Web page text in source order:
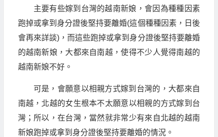
主要有些嫁到台灣的越南新娘，會因為種種因素
跑掉或拿到身分證後堅持要離婚(這個種種因素，日後
會再來詳談)，而這些跑掉或拿到身分證後堅持要離婚
的越南新娘，大都來自南越，使得不少人覺得南越的
越南新娘不好。
可是，會願意以相親方式嫁到台灣的，大都來自
南越，北越的女生根本不太願意以相親的方式嫁到台
灣；所以，在台灣，當然就非常少有來自北越的越南
新娘跑掉或拿到身分證後堅持要離婚的情況。